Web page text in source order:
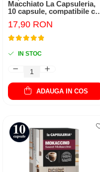
Macchiato La Capsuleria,
10 capsule, compatibile cu
17,90 RON
IN STOC
ADAUGA IN COS